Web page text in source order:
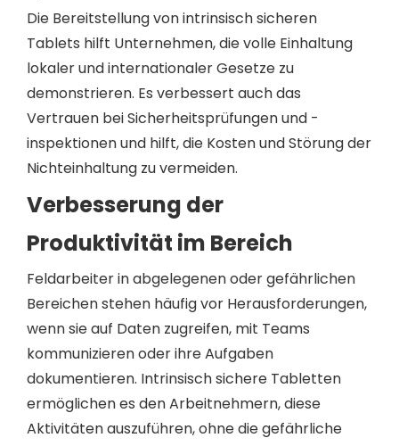
Die Bereitstellung von intrinsisch sicheren
Tablets hilft Unternehmen, die volle Einhaltung
lokaler und internationaler Gesetze zu
demonstrieren. Es verbessert auch das
Vertrauen bei Sicherheitsprüfungen und -
inspektionen und hilft, die Kosten und Störung der
Nichteinhaltung zu vermeiden.
Verbesserung der
Produktivität im Bereich
Feldarbeiter in abgelegenen oder gefährlichen
Bereichen stehen häufig vor Herausforderungen,
wenn sie auf Daten zugreifen, mit Teams
kommunizieren oder ihre Aufgaben
dokumentieren. Intrinsisch sichere Tabletten
ermöglichen es den Arbeitnehmern, diese
Aktivitäten auszuführen, ohne die gefährliche